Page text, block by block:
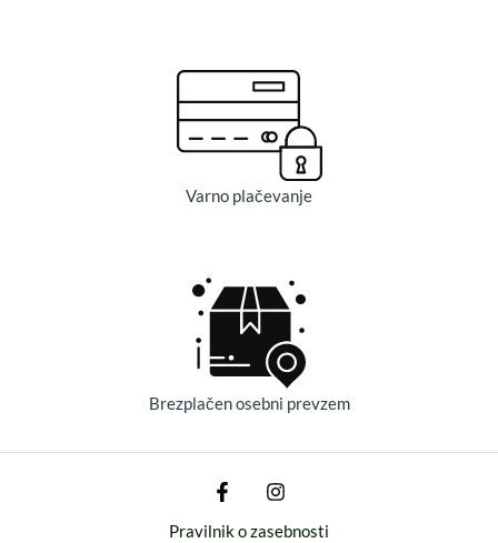
Varno plačevanje
Brezplačen osebni prevzem
Pravilnik o zasebnosti